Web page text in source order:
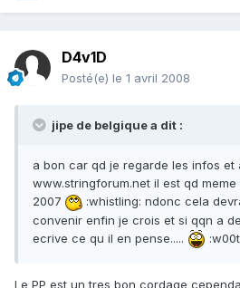
D4v1D
Posté(e) le 1 avril 2008
jipe de belgique a dit :
a bon car qd je regarde les infos et
www.stringforum.net il est qd
2007
:whistling: ndonc cela
convenir enfin je crois et si qqn a
ecrive ce qu il en pense.....
Le PP est un tres bon cordage